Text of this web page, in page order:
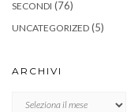
SECONDI (76)
UNCATEGORIZED (5)
ARCHIVI